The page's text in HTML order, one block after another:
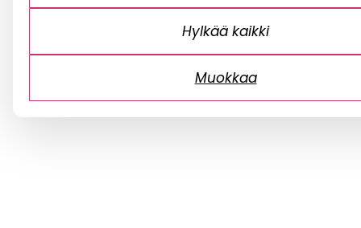
Hylkää kaikki
Muokkaa